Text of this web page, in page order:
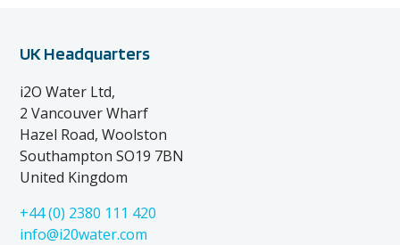
UK Headquarters
i2O Water Ltd,
2 Vancouver Wharf
Hazel Road, Woolston
Southampton SO19 7BN
United Kingdom
+44 (0) 2380 111 420
info@i20water.com